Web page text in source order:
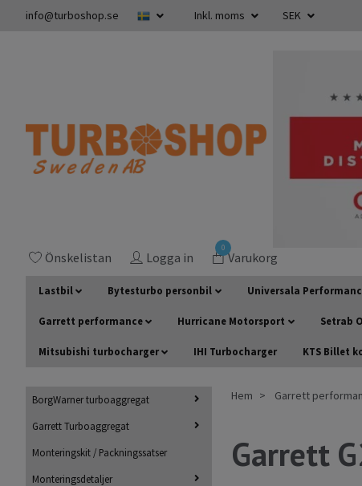
info@turboshop.se Inkl. moms SEK
Önskelistan Logga in
0
Varukorg
Lastbil Bytesturbo personbil Universala
Garrett performance Hurricane Motorsport Setrab
Mitsubishi turbocharger IHI Turbocharger KTS Billet
BorgWarner turboaggregat
Garrett Turboaggregat
Monteringskit / Packningssatser
Monteringsdetaljer
Hem Garrett
Garrett